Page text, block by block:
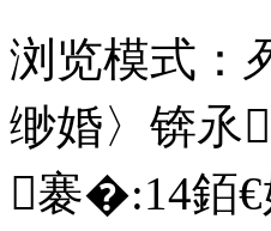
浏览模式：
缈婚〉锛
褰�:14銆